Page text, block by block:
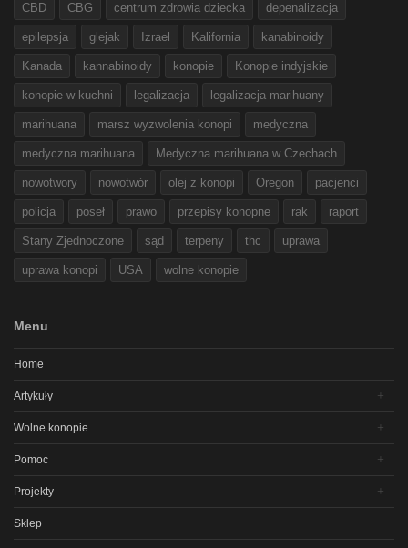
CBD CBG centrum zdrowia dziecka depenalizacja
epilepsja glejak Izrael Kalifornia kanabinoidy
Kanada kannabinoidy konopie Konopie indyjskie
konopie w kuchni legalizacja legalizacja marihuany
marihuana marsz wyzwolenia konopi medyczna
medyczna marihuana Medyczna marihuana w Czechach
nowotwory nowotwór olej z konopi Oregon pacjenci
policja poseł prawo przepisy konopne rak raport
Stany Zjednoczone sąd terpeny thc uprawa
uprawa konopi USA wolne konopie
Menu
Home
Artykuły
Wolne konopie
Pomoc
Projekty
Sklep